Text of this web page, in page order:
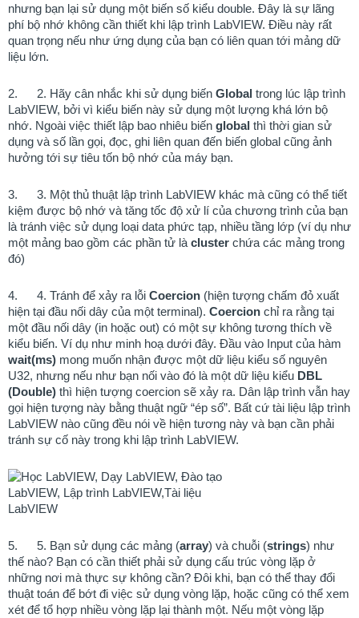
nhưng bạn lại sử dụng một biến số kiểu double. Đây là sự lãng
phí bộ nhớ không cần thiết khi lập trình LabVIEW. Điều này rất
quan trọng nếu như ứng dụng của bạn có liên quan tới mảng dữ
liệu lớn.
2. 2. Hãy cân nhắc khi sử dụng biến Global trong lúc lập trình
LabVIEW, bởi vì kiểu biến này sử dụng một lượng khá lớn bộ
nhớ. Ngoài việc thiết lập bao nhiêu biến global thì thời gian sử
dụng và số lần gọi, đọc, ghi liên quan đến biến global cũng ảnh
hưởng tới sự tiêu tốn bộ nhớ của máy bạn.
3.
3. Một thủ thuật lập trình LabVIEW khác mà cũng có thể tiết
kiệm được bộ nhớ và tăng tốc độ xử lí của chương trình của bạn
là tránh việc sử dụng loại data phức tạp, nhiều tầng lớp (ví dụ như
một mảng bao gồm các phần tử là cluster chứa các mảng trong
đó)
4. 4. Tránh để xảy ra lỗi Coercion (hiện tượng chấm đỏ xuất
hiện tại đầu nối dây của một terminal). Coercion chỉ ra rằng tại
một đầu nối dây (in hoặc out) có một sự không tương thích về
kiểu biến. Ví dụ như minh hoạ dưới đây. Đầu vào Input của hàm
wait(ms) mong muốn nhận được một dữ liệu kiểu số nguyên
U32, nhưng nếu như bạn nối vào đó là một dữ liệu kiểu DBL
(Double) thì hiện tượng coercion sẽ xảy ra. Dân lập trình vẫn hay
gọi hiện tượng này bằng thuật ngữ “ép số”. Bất cứ tài liệu lập trình
LabVIEW nào cũng đều nói về hiện tương này và bạn cần phải
tránh sự cố này trong khi lập trình LabVIEW.
5. 5. Bạn sử dụng các mảng (array) và chuỗi (strings) như
thế nào? Bạn có cần thiết phải sử dụng cấu trúc vòng lặp ở
những nơi mà thực sự không cần? Đôi khi, bạn có thể thay đổi
thuật toán để bớt đi việc sử dụng vòng lặp, hoặc cũng có thể xem
xét để tổ hợp nhiều vòng lặp lại thành một. Nếu một vòng lặp